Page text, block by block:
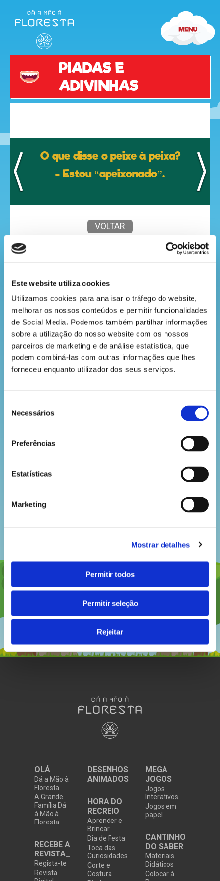
Este website utiliza cookies
Utilizamos cookies para analisar o tráfego do website,
melhorar os nossos conteúdos e permitir funcionalidades
de Social Media. Podemos também partilhar informações
sobre a utilização do nosso website com os nossos
parceiros de marketing e de análise estatística, que
podem combiná-las com outras informações que lhes
forneceu enquanto utilizador dos seus serviços.
Necessários
Preferências
Estatísticas
Marketing
Mostrar detalhes
Permitir todos
Permitir seleção
Rejeitar
olá
super
eventos
recebe
revista
recreio
saber
Piadas
Adivinhas
PIADAS E
ADIVINHAS
O que disse o peixe à peixa?
- Estou “apeixonado”.
VOLTAR
OLÁ
Dá a Mão à
Floresta
A Grande
Família Dá
à Mão à
Floresta
RECEBE A
REVISTA_
Regista-te
Revista
DESENHOS
ANIMADOS
HORA DO
RECREIO
Aprender e
Brincar
Dia de Festa
Toca das
Curiosidades
Corte e
Costura
MEGA
JOGOS
Jogos
Interativos
Jogos em
papel
CANTINHO
DO SABER
Materiais
Didáticos
Colocar à